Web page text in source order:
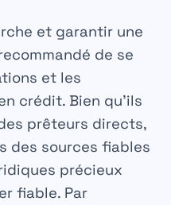
et garantir une
de se
et les
crédit. Bien qu’ils
prêteurs directs,
des sources fiables
précieux
fiable. Par